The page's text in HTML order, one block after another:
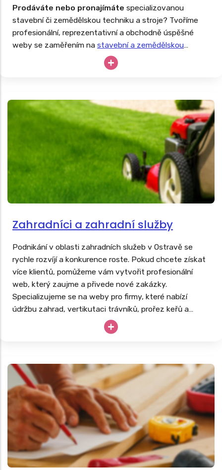
Prodáváte nebo pronajímáte specializovanou
stavební či zemědělskou techniku a stroje? Tvoříme
profesionální, reprezentativní a obchodně úspěšné
weby se zaměřením na stavební a zemědělskou
. Drahé stroje nesmějí zahálet, tak proč své
podnikání neopřít o dlouhodobě úspěšný web?
Zahradníci a zahradní služby
Podnikání v oblasti zahradních služeb v Ostravě se
rychle rozvíjí a konkurence roste. Pokud chcete získat
více klientů, pomůžeme vám vytvořit profesionální
web, který zaujme a přivede nové zakázky.
Specializujeme se na weby pro firmy, které nabízí
údržbu zahrad, vertikutaci trávníků, prořez keřů a
stromů, instalaci zavlažovacích systémů či kompletní
realizace zahrad. Podívejte se na naši nabídku